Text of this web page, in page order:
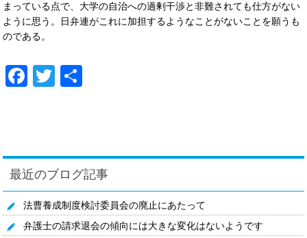
まっている点で、大学の自治への過剰干渉と非難されても仕方がない
ように思う。日弁連がこれに加担するようなことがないことを願うも
のである。
Facebook
Twitter
最近のブログ記事
法曹養成制度検討委員会の廃止にあたって
弁護士の請求退会の傾向には大きな変化はないようです